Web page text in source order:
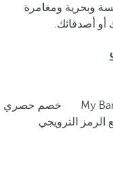
وبحرية ومغامرة
أو أصدقائك.
خصم حصري